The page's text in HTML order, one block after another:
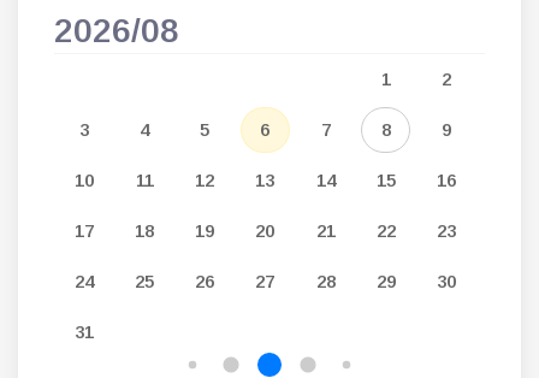
2026/08
1 2
3 4 5 6 7 8 9
10 11 12 13 14 15 16
17 18 19 20 21 22 23
24 25 26 27 28 29 30
31